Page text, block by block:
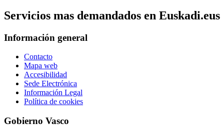
Servicios mas demandados en Euskadi.eus
Información general
Contacto
Mapa web
Accesibilidad
Sede Electrónica
Información Legal
Política de cookies
Gobierno Vasco